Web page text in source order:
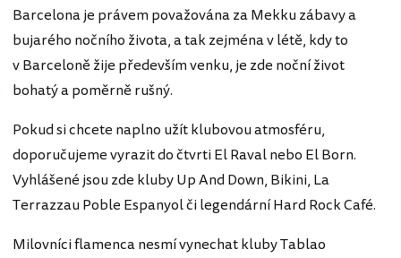
Barcelona je právem považována za Mekku zábavy a
bujarého nočního života, a tak zejména v létě, kdy to
v Barceloně žije především venku, je zde noční život
bohatý a poměrně rušný.
Pokud si chcete naplno užít klubovou atmosféru,
doporučujeme vyrazit do čtvrti El Raval nebo El Born.
Vyhlášené jsou zde kluby Up And Down, Bikini, La
Terrazzau Poble Espanyol či legendární Hard Rock Café.
Milovníci flamenca nesmí vynechat kluby Tablao